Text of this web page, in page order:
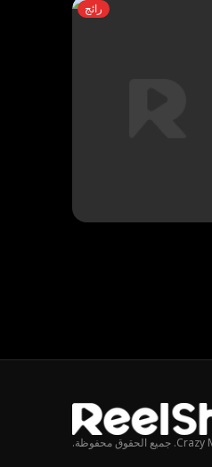
رائج